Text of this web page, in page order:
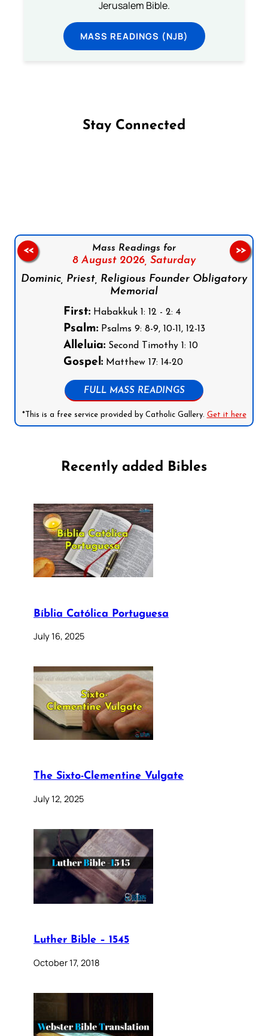
Jerusalem Bible.
MASS READINGS (NJB)
Stay Connected
Mass Readings for
8 August 2026, Saturday
Dominic, Priest, Religious Founder Obligatory
Memorial
First:Habakkuk 1: 12 - 2: 4
Psalm:Psalms 9: 8-9, 10-11, 12-13
Alleluia:Second Timothy 1: 10
Gospel:Matthew 17: 14-20
FULL MASS READINGS
*This is a free service provided by Catholic Gallery. Get it here
<< >>
Recently added Bibles
Bíblia Católica Portuguesa
July 16, 2025
The Sixto-Clementine Vulgate
July 12, 2025
Luther Bible – 1545
October 17, 2018